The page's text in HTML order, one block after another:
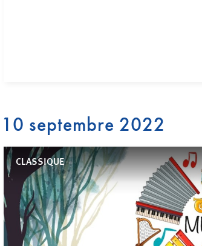
10 septembre 2022
CLASSIQUE